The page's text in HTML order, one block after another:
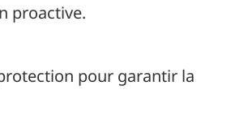
proactive.
pour garantir la